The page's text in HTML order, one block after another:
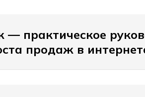
практическое
продаж в